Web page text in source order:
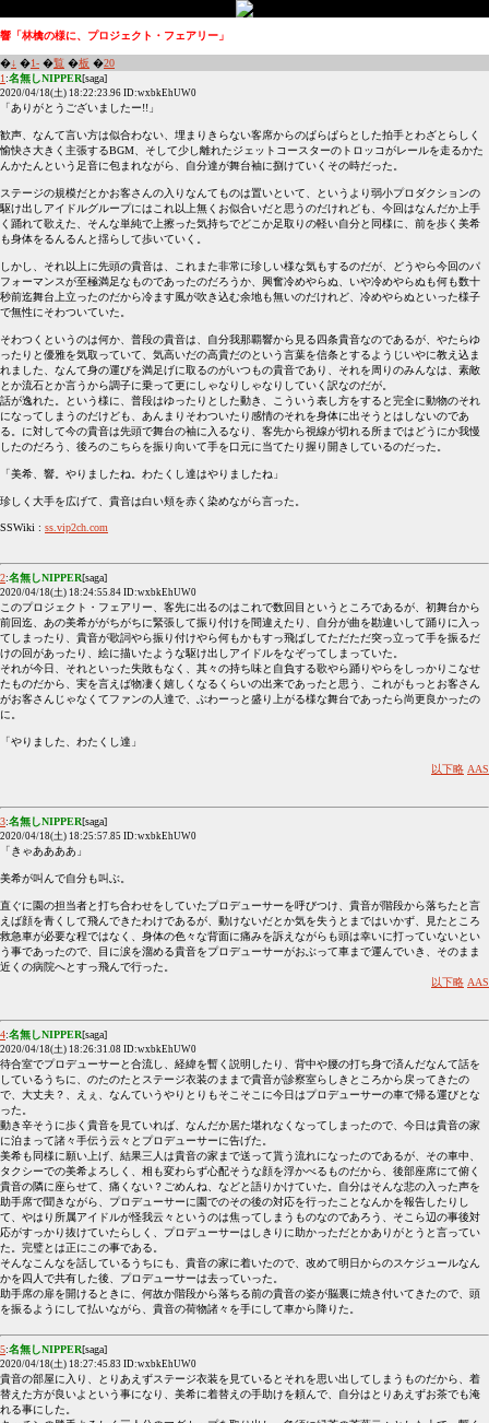
響「林檎の様に、プロジェクト・フェアリー」
�↓ �1- �覧 �板 �20
1 :名無しNIPPER[saga]
2020/04/18(土) 18:22:23.96 ID:wxbkEhUW0
「ありがとうございましたー!!」
歓声、なんて言い方は似合わない、埋まりきらない客席からのぱらぱらとした拍手とわざとらしく
愉快さ大きく主張するBGM、そして少し離れたジェットコースターのトロッコがレールを走るかた
んかたんという足音に包まれながら、自分達が舞台袖に捌けていくその時だった。
ステージの規模だとかお客さんの入りなんてものは置いといて、というより弱小プロダクションの
駆け出しアイドルグループにはこれ以上無くお似合いだと思うのだけれども、今回はなんだか上手
く踊れて歌えた、そんな単純で上擦った気持ちでどこか足取りの軽い自分と同様に、前を歩く美希
も身体をるんるんと揺らして歩いていく。
しかし、それ以上に先頭の貴音は、これまた非常に珍しい様な気もするのだが、どうやら今回のパ
フォーマンスが至極満足なものであったのだろうか、興奮冷めやらぬ、いや冷めやらぬも何も数十
秒前迄舞台上立ったのだから冷ます風が吹き込む余地も無いのだけれど、冷めやらぬといった様子
で無性にそわついていた。
そわつくというのは何か、普段の貴音は、自分我那覇響から見る四条貴音なのであるが、やたらゆ
ったりと優雅を気取っていて、気高いだの高貴だのという言葉を信条とするようじいやに教え込ま
れました、なんて身の運びを満足げに取るのがいつもの貴音であり、それを周りのみんなは、素敵
とか流石とか言うから調子に乗って更にしゃなりしゃなりしていく訳なのだが。
話が逸れた。という様に、普段はゆったりとした動き、こういう表し方をすると完全に動物のそれ
になってしまうのだけども、あんまりそわついたり感情のそれを身体に出そうとはしないのであ
る。に対して今の貴音は先頭で舞台の袖に入るなり、客先から視線が切れる所まではどうにか我慢
したのだろう、後ろのこちらを振り向いて手を口元に当てたり握り開きしているのだった。
「美希、響。やりましたね。わたくし達はやりましたね」
珍しく大手を広げて、貴音は白い頬を赤く染めながら言った。
SSWiki : ss.vip2ch.com
2:名無しNIPPER[saga]
2020/04/18(土) 18:24:55.84 ID:wxbkEhUW0
このプロジェクト・フェアリー、客先に出るのはこれで数回目というところであるが、初舞台から
前回迄、あの美希ががちがちに緊張して振り付けを間違えたり、自分が曲を勘違いして踊りに入っ
てしまったり、貴音が歌詞やら振り付けやら何もかもすっ飛ばしてただただ突っ立って手を振るだ
けの回があったり、絵に描いたような駆け出しアイドルをなぞってしまっていた。
それが今日、それといった失敗もなく、其々の持ち味と自負する歌やら踊りやらをしっかりこなせ
たものだから、実を言えば物凄く嬉しくなるくらいの出来であったと思う、これがもっとお客さん
がお客さんじゃなくてファンの人達で、ぶわーっと盛り上がる様な舞台であったら尚更良かったの
に。
「やりました、わたくし達」
以下略 AAS
3:名無しNIPPER[saga]
2020/04/18(土) 18:25:57.85 ID:wxbkEhUW0
「きゃああああ」
美希が叫んで自分も叫ぶ。
直ぐに園の担当者と打ち合わせをしていたプロデューサーを呼びつけ、貴音が階段から落ちたと言
えば顔を青くして飛んできたわけであるが、動けないだとか気を失うとまではいかず、見たところ
救急車が必要な程ではなく、身体の色々な背面に痛みを訴えながらも頭は幸いに打っていないとい
う事であったので、目に涙を溜める貴音をプロデューサーがおぶって車まで運んでいき、そのまま
近くの病院へとすっ飛んで行った。
以下略 AAS
4:名無しNIPPER[saga]
2020/04/18(土) 18:26:31.08 ID:wxbkEhUW0
待合室でプロデューサーと合流し、経緯を暫く説明したり、背中や腰の打ち身で済んだなんて話を
しているうちに、のたのたとステージ衣装のままで貴音が診察室らしきところから戻ってきたの
で、大丈夫？、えぇ、なんていうやりとりもそこそこに今日はプロデューサーの車で帰る運びとな
った。
動き辛そうに歩く貴音を見ていれば、なんだか居た堪れなくなってしまったので、今日は貴音の家
に泊まって諸々手伝う云々とプロデューサーに告げた。
美希も同様に願い上げ、結果三人は貴音の家まで送って貰う流れになったのであるが、その車中、
タクシーでの美希よろしく、相も変わらず心配そうな顔を浮かべるものだから、後部座席にて俯く
貴音の隣に座らせて、痛くない？ごめんね、などと語りかけていた。自分はそんな悲の入った声を
助手席で聞きながら、プロデューサーに園でのその後の対応を行ったことなんかを報告したりし
て、やはり所属アイドルが怪我云々というのは焦ってしまうものなのであろう、そこら辺の事後対
応がすっかり抜けていたらしく、プロデューサーはしきりに助かっただとかありがとうと言ってい
た。完璧とは正にこの事である。
そんなこんなを話しているうちにも、貴音の家に着いたので、改めて明日からのスケジュールなん
かを四人で共有した後、プロデューサーは去っていった。
助手席の扉を開けるときに、何故か階段から落ちる前の貴音の姿が脳裏に焼き付いてきたので、頭
を振るようにして払いながら、貴音の荷物諸々を手にして車から降りた。
5:名無しNIPPER[saga]
2020/04/18(土) 18:27:45.83 ID:wxbkEhUW0
貴音の部屋に入り、とりあえずステージ衣装を見ているとそれを思い出してしまうものだから、着
替えた方が良いよという事になり、美希に着替えの手助けを頼んで、自分はとりあえずお茶でも淹
れる事にした。